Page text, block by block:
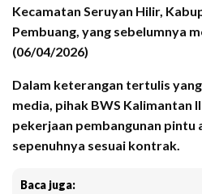
Kecamatan Seruyan Hilir,
Pembuang, yang sebelumnya
(06/04/2026)
Dalam keterangan tertulis
media, pihak BWS Kalimantan
pekerjaan pembangunan
sepenuhnya sesuai kontrak.
Baca juga: